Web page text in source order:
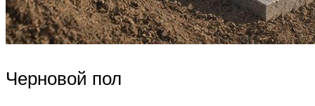
Черновой пол